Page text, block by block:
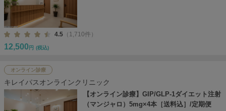
4.5 （1,710件）
12,500 円 (税込)
オンライン診療
キレイパスオンラインクリニック
【オンライン診療】GIP/GLP-1ダイエット注射
（マンジャロ）5mg×4本［送料込］/定期便